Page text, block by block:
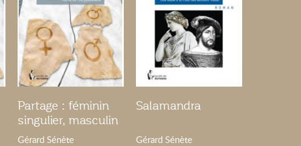
Partage : féminin
singulier, masculin
pluriel - Tome 3
Gérard Sénète
Salamandra
Gérard Sénète